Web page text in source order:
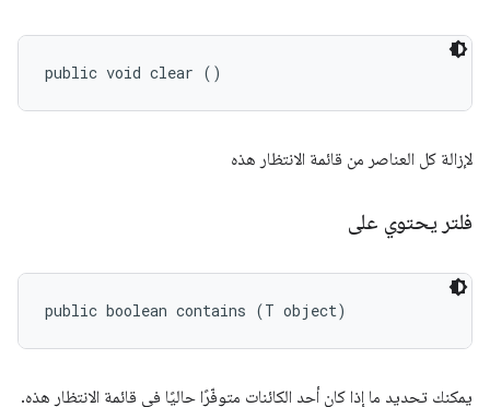
public void clear ()
لإزالة كل العناصر من قائمة الانتظار هذه
فلتر يحتوي على
public boolean contains (T object)
يمكنك تحديد ما إذا كان أحد الكائنات متوفّرًا حاليًا في قائمة الانتظار هذه.